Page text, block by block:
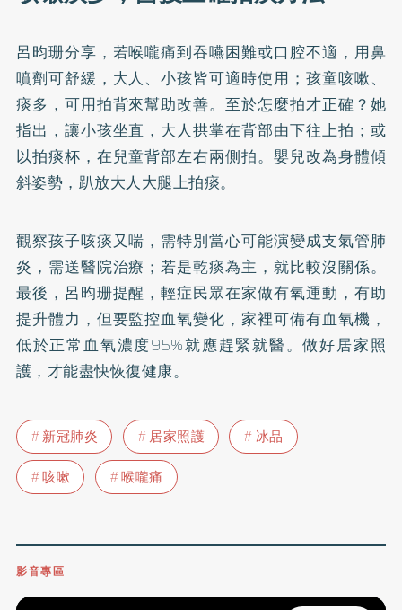
呂昀珊分享，若喉嚨痛到吞嚥困難或口腔不適，用鼻
噴劑可舒緩，大人、小孩皆可適時使用；孩童咳嗽、
痰多，可用拍背來幫助改善。至於怎麼拍才正確？她
指出，讓小孩坐直，大人拱掌在背部由下往上拍；或
以拍痰杯，在兒童背部左右兩側拍。嬰兒改為身體傾
斜姿勢，趴放大人大腿上拍痰。
觀察孩子咳痰又喘，需特別當心可能演變成支氣管肺
炎，需送醫院治療；若是乾痰為主，就比較沒關係。
最後，呂昀珊提醒，輕症民眾在家做有氧運動，有助
提升體力，但要監控血氧變化，家裡可備有血氧機，
低於正常血氧濃度95%就應趕緊就醫。做好居家照
護，才能盡快恢復健康。
新冠肺炎 居家照護
冰品
咳嗽
喉嚨痛
影音專區